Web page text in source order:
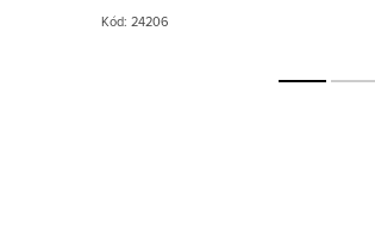
Kód: 24206